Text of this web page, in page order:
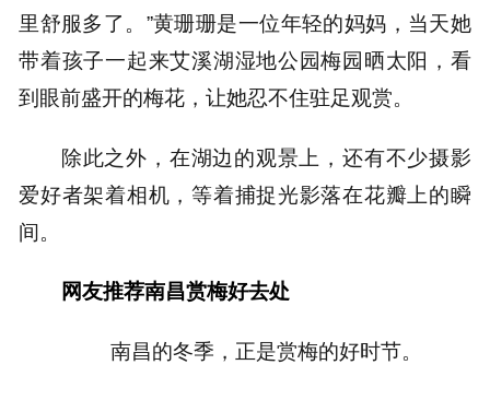
里舒服多了。”黄珊珊是一位年轻的妈妈，当天她
带着孩子一起来艾溪湖湿地公园梅园晒太阳，看
到眼前盛开的梅花，让她忍不住驻足观赏。
除此之外，在湖边的观景上，还有不少摄影
爱好者架着相机，等着捕捉光影落在花瓣上的瞬
间。
网友推荐南昌赏梅好去处
南昌的冬季，正是赏梅的好时节。